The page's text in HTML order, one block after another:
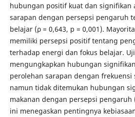
hubungan positif kuat dan signifikan
sarapan dengan persepsi pengaruh
belajar (ρ = 0,643, p = 0,001).
memiliki persepsi positif tentang
terhadap energi dan fokus belajar.
mengungkapkan hubungan
perolehan sarapan dengan frekuensi
namun tidak ditemukan hubungan
makanan dengan persepsi pengaruh
ini menegaskan pentingnya